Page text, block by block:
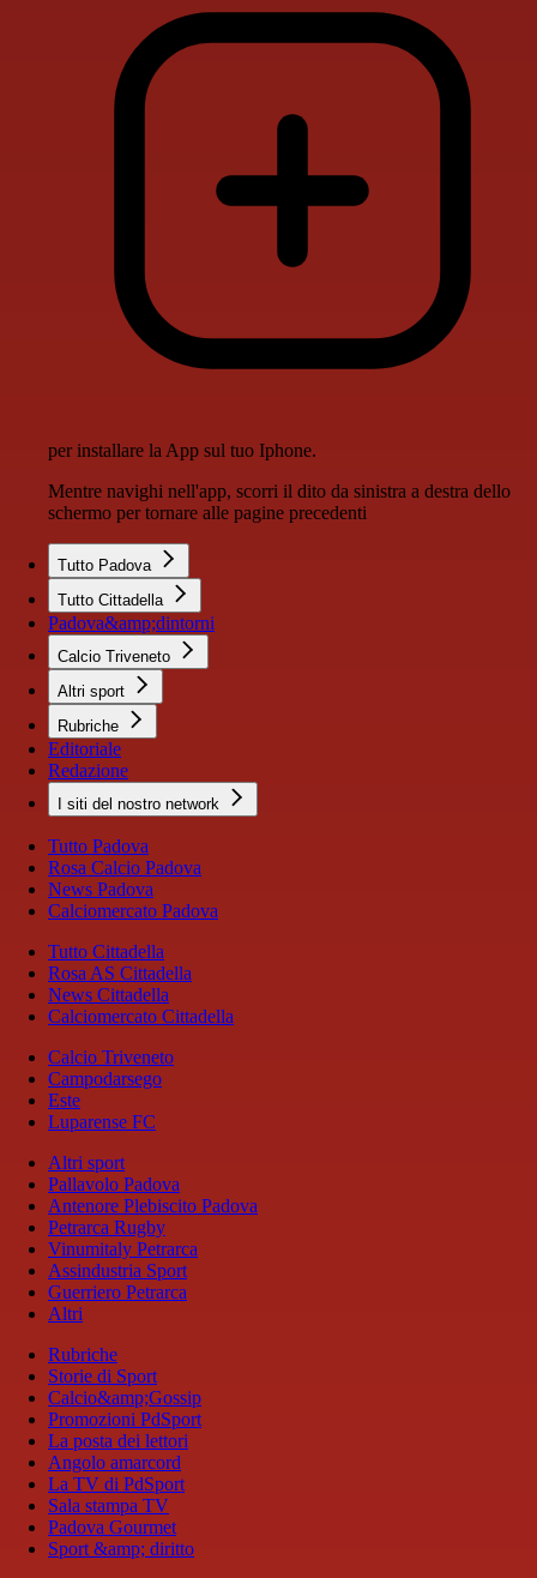
per installare la App sul tuo Iphone.
Mentre navighi nell'app, scorri il dito da sinistra a destra dello
schermo per tornare alle pagine precedenti
Tutto Padova
Tutto Cittadella
Padova&amp;dintorni
Calcio Triveneto
Altri sport
Rubriche
Editoriale
Redazione
I siti del nostro network
Tutto Padova
Rosa Calcio Padova
News Padova
Calciomercato Padova
Tutto Cittadella
Rosa AS Cittadella
News Cittadella
Calciomercato Cittadella
Calcio Triveneto
Campodarsego
Este
Luparense FC
Altri sport
Pallavolo Padova
Antenore Plebiscito Padova
Petrarca Rugby
Vinumitaly Petrarca
Assindustria Sport
Guerriero Petrarca
Altri
Rubriche
Storie di Sport
Calcio&amp;Gossip
Promozioni PdSport
La posta dei lettori
Angolo amarcord
La TV di PdSport
Sala stampa TV
Padova Gourmet
Sport &amp; diritto